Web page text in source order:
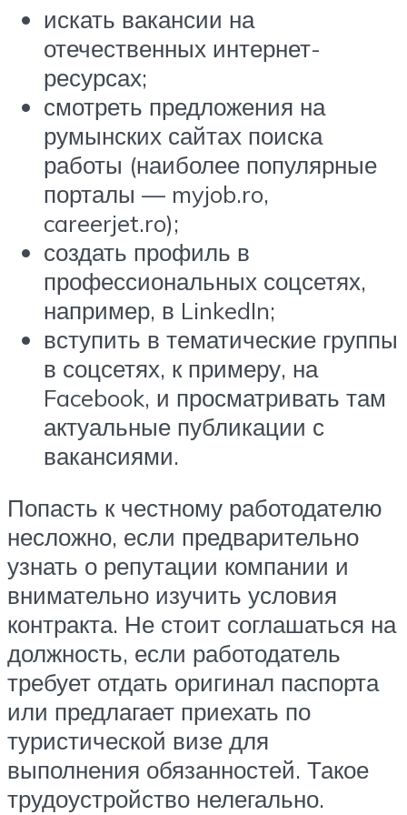
искать вакансии на
отечественных интернет-
ресурсах;
смотреть предложения на
румынских сайтах поиска
работы (наиболее популярные
порталы — myjob.ro,
careerjet.ro);
создать профиль в
профессиональных соцсетях,
например, в LinkedIn;
вступить в тематические группы
в соцсетях, к примеру, на
Facebook, и просматривать там
актуальные публикации с
вакансиями.
Попасть к честному работодателю
несложно, если предварительно
узнать о репутации компании и
внимательно изучить условия
контракта. Не стоит соглашаться на
должность, если работодатель
требует отдать оригинал паспорта
или предлагает приехать по
туристической визе для
выполнения обязанностей. Такое
трудоустройство нелегально.